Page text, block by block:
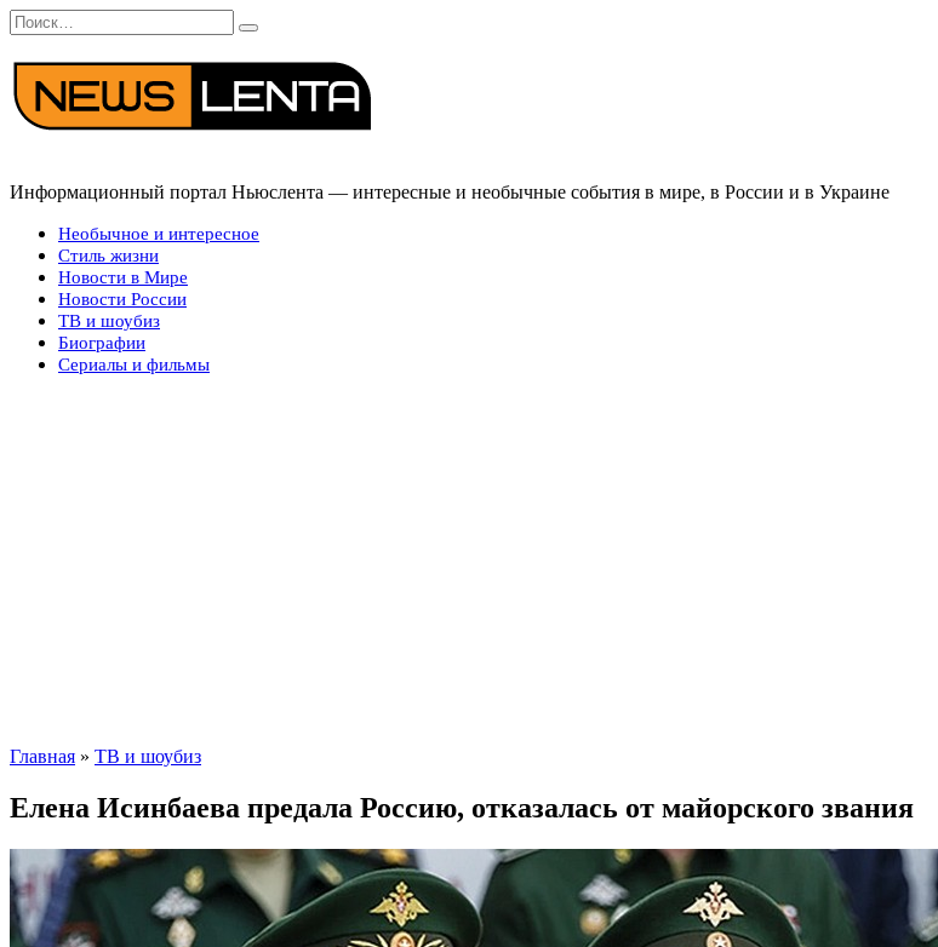
Перейти
к
содержанию
Search
for:
Информационный портал Ньюслента — интересные и необычные события в мире, в России и в Украине
Необычное и интересное
Стиль жизни
Новости в Мире
Новости России
ТВ и шоубиз
Биографии
Сериалы и фильмы
Главная » ТВ и шоубиз
Елена Исинбаева предала Россию, отказалась от майорского звания